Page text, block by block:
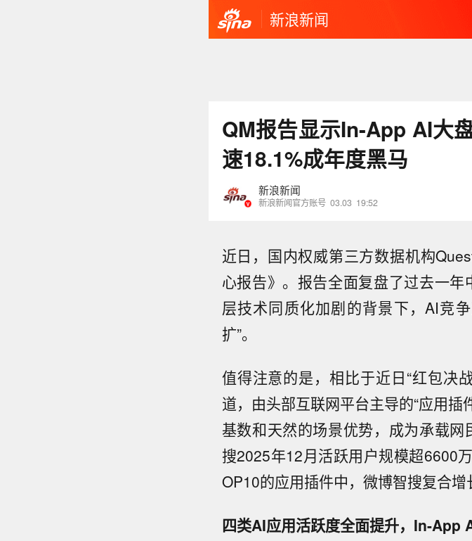
新浪新闻
QM报告显示In-App AI大
速18.1%成年度黑马
新浪新闻
新浪新闻官方账号 03.03 19:52
近日，国内权威第三方数据机构
心报告》。报告全面复盘了过去一
层技术同质化加剧的背景下，AI竞
扩”。
值得注意的是，相比于近日“红包决
道，由头部互联网平台主导的“应用
基数和天然的场景优势，成为承载
搜2025年12月活跃用户规模超6600
OP10的应用插件中，微博智搜复合增
四类AI应用活跃度全面提升，In-App